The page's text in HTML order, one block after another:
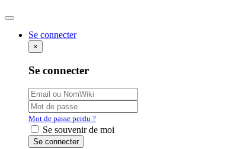
Rechercher
Se connecter
×
Se connecter
Mot de passe perdu ?
Se souvenir de moi